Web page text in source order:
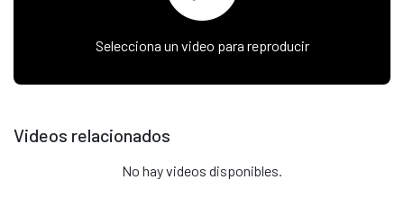
Selecciona un video para reproducir
Videos relacionados
No hay videos disponibles.